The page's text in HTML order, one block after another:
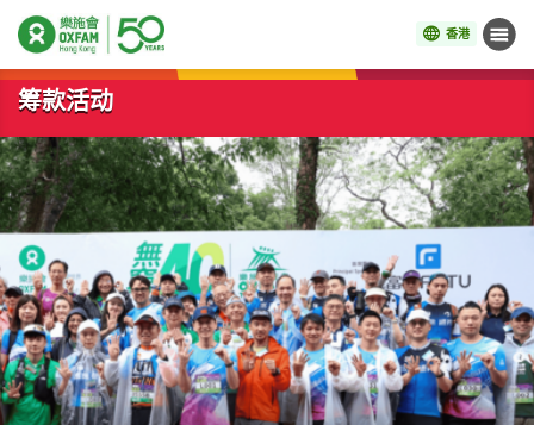
香港 菜单
开始主要内容
筹款活动